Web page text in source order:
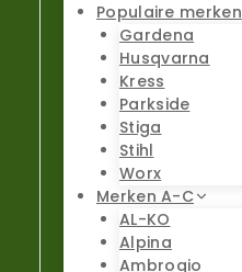
Populaire merken
Gardena
Husqvarna
Kress
Parkside
Stiga
Stihl
Worx
Merken A-C
AL-KO
Alpina
Ambrogio